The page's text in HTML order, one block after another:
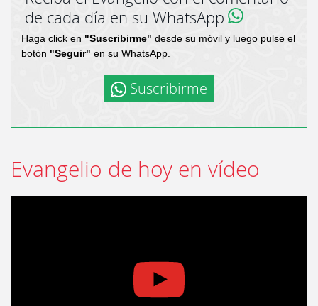
de cada día en su WhatsApp
Haga click en "Suscribirme" desde su móvil y luego pulse el
botón "Seguir" en su WhatsApp.
Suscribirme
Evangelio de hoy en vídeo